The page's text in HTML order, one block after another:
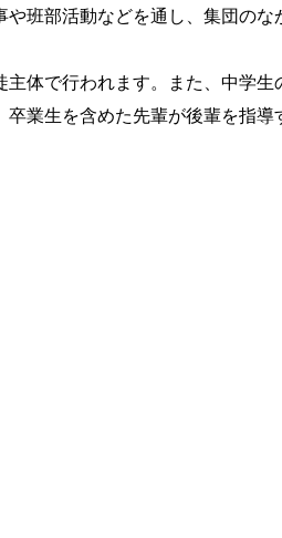
班部活動などを通し、集団の
体で行われます。また、中学
業生を含めた先輩が後輩を指